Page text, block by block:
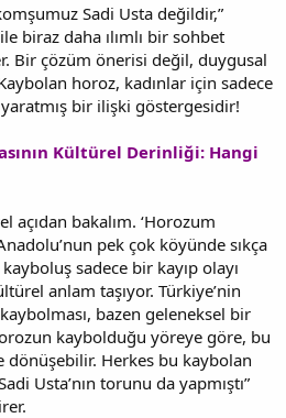
Sadi Usta değildir,”
biraz daha ılımlı bir sohbet
Bir çözüm önerisi değil, duygusal
horoz, kadınlar için sadece
yaratmış bir ilişki göstergesidir!
Kültürel Derinliği: Hangi
açıdan bakalım. ‘Horozum
pek çok köyünde sıkça
sadece bir kayıp olayı
anlam taşıyor. Türkiye’nin
bazen geleneksel bir
kaybolduğu yöreye göre, bu
Herkes bu kaybolan
Usta’nın torunu da yapmıştı”